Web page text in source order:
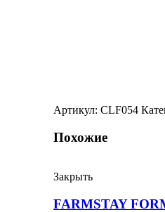
Артикул: CLF054
Похожие
Закрыть
FARMSTAY